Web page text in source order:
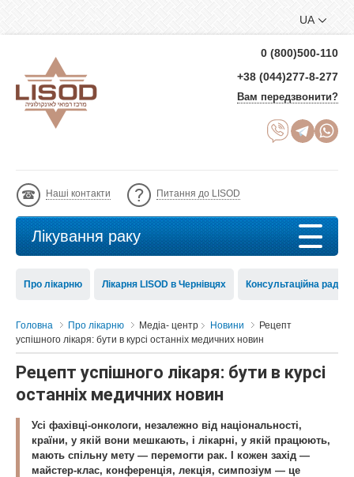
UA
0 (800)500-110
+38 (044)277-8-277
Вам передзвонити?
Наші контакти Питання до LISOD
Лікування раку
Про лікарню Лікарня LISOD в Чернівцях Консультаційна рада
Головна Про лікарню Медіа- центр Новини
Рецепт
успішного лікаря: бути в курсі останніх медичних новин
Рецепт успішного лікаря: бути в курсі
останніх медичних новин
Усі фахівці-онкологи, незалежно від національності,
країни, у якій вони мешкають, і лікарні, у якій працюють,
мають спільну мету — перемогти рак. І кожен захід —
майстер-клас, конференція, лекція, симпозіум — це